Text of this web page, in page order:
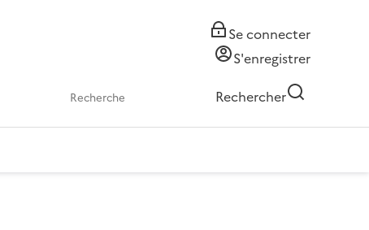
Se connecter
S'enregistrer
Rechercher